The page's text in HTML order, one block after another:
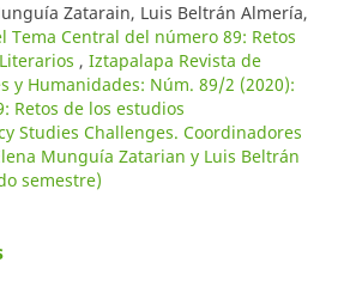
Zatarain, Luis Beltrán Almería,
Tema Central del número 89: Retos
, Iztapalapa Revista de
y Humanidades: Núm. 89/2 (2020):
Retos de los estudios
Studies Challenges. Coordinadores
Munguía Zatarian y Luis Beltrán
semestre)